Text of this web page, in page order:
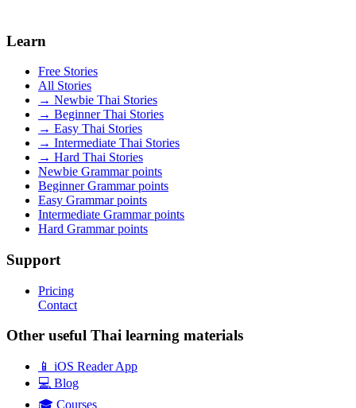
Learn
Free Stories
All Stories
→ Newbie Thai Stories
→ Beginner Thai Stories
→ Easy Thai Stories
→ Intermediate Thai Stories
→ Hard Thai Stories
Newbie Grammar points
Beginner Grammar points
Easy Grammar points
Intermediate Grammar points
Hard Grammar points
Support
Pricing
Contact
Other useful Thai learning materials
📱 iOS Reader App
💻 Blog
🎓 Courses